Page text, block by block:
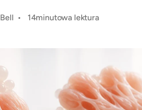
Bell • 14minutowa lektura